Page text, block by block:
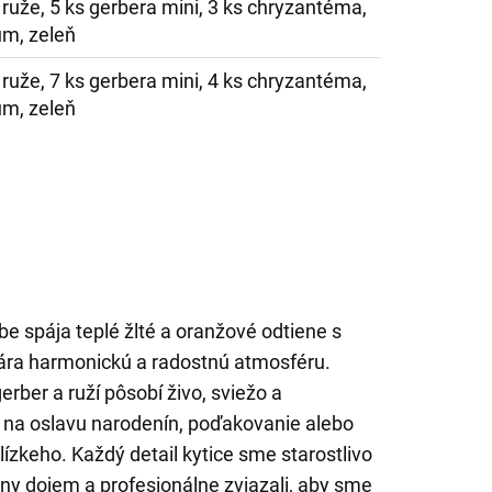
5 ks gerbera mini, 3 ks chryzantéma,
zeleň
7 ks gerbera mini, 4 ks chryzantéma,
zeleň
spája teplé žlté a oranžové odtiene s
harmonickú a radostnú atmosféru.
a ruží pôsobí živo, sviežo a
oslavu narodenín, poďakovanie alebo
Každý detail kytice sme starostlivo
dojem a profesionálne zviazali, aby sme